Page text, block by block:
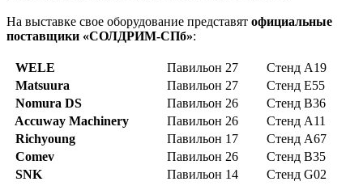
На выставке свое оборудование представят официальные
поставщики «СОЛДРИМ-СПб»:
WELE Павильон 27
Стенд А19
Matsuura
Павильон 27
Стенд E55
Nomura DS
Павильон 26
Стенд B36
Accuway Machinery
Павильон 26
Стенд A11
Richyoung
Павильон 17
Стенд A67
Comev
Павильон 26
Стенд B35
SNK
Павильон 14 Стенд G02